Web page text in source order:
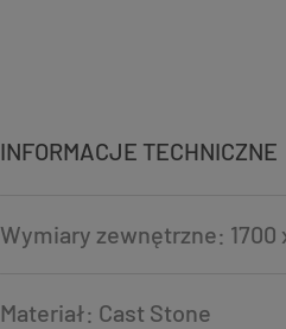
INFORMACJE TECHNICZNE
Wymiary zewnętrzne: 1700
Materiał: Cast Stone